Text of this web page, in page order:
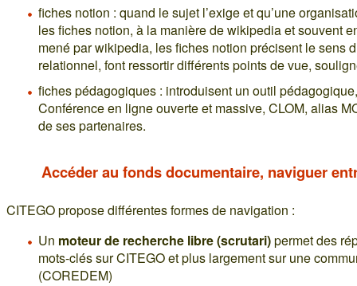
fiches notion : quand le sujet l’exige et qu’une
les fiches notion, à la manière de wikipedia et souvent
mené par wikipedia, les fiches notion précisent le sens
relationnel, font ressortir différents points de vue,
fiches pédagogiques : introduisent un outil
Conférence en ligne ouverte et massive, CLOM, alias
de ses partenaires.
Accéder au fonds documentaire, naviguer
CITEGO propose différentes formes de navigation :
Un moteur de recherche libre (scrutari)permet des
mots-clés sur CITEGO et plus largement sur une
(COREDEM)